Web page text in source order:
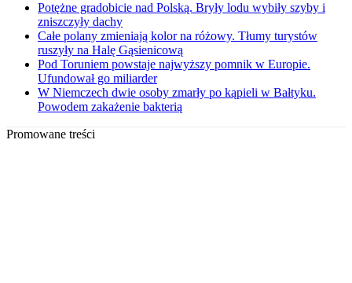
Potężne gradobicie nad Polską. Bryły lodu wybiły szyby i
zniszczyły dachy
Całe polany zmieniają kolor na różowy. Tłumy turystów
ruszyły na Halę Gąsienicową
Pod Toruniem powstaje najwyższy pomnik w Europie.
Ufundował go miliarder
W Niemczech dwie osoby zmarły po kąpieli w Bałtyku.
Powodem zakażenie bakterią
Promowane treści